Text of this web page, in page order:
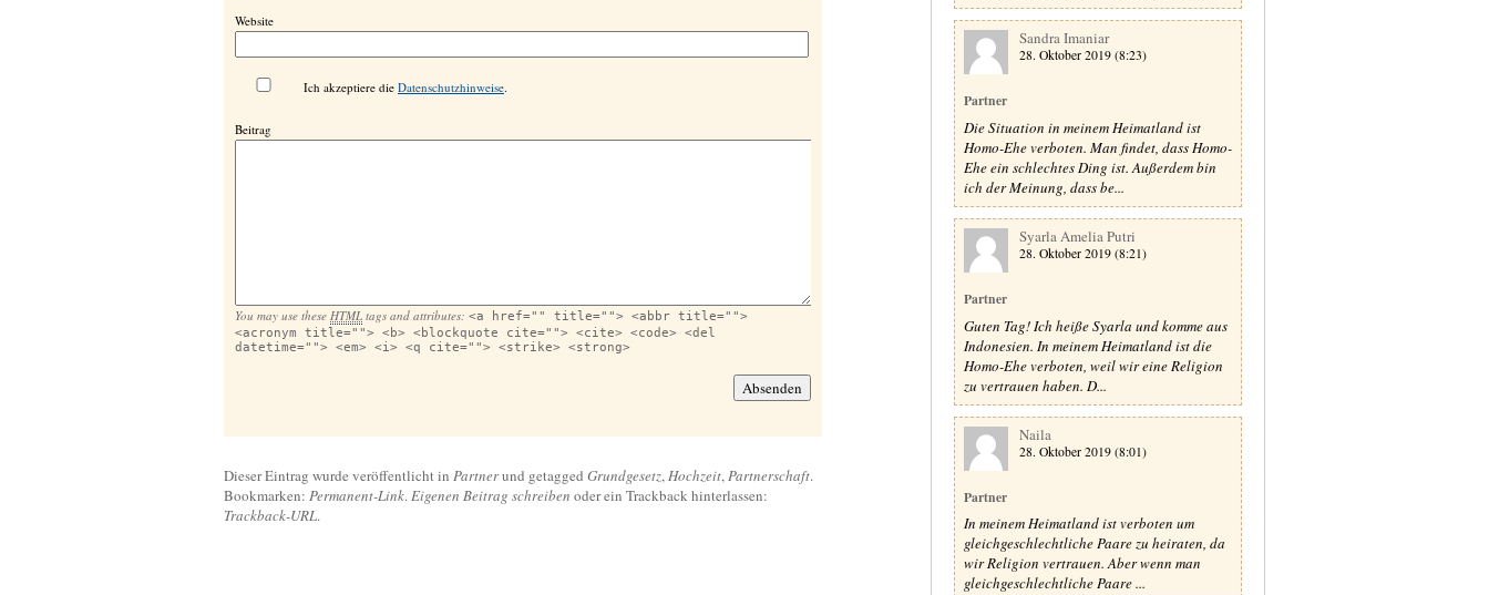
Website
Ich akzeptiere die Datenschutzhinweise.
Beitrag
You may use these HTML tags and attributes: <a href="" title=""> <abbr title="">
<acronym title=""> <b> <blockquote cite=""> <cite> <code> <del
datetime=""> <em> <i> <q cite=""> <strike> <strong>
Dieser Eintrag wurde veröffentlicht in Partnerund getagged Grundgesetz,Hochzeit,Partnerschaft.
Bookmarken: Permanent-Link.Eigenen Beitrag schreiben oder ein Trackback hinterlassen:
Trackback-URL.
Sandra Imaniar
28. Oktober 2019 (8:23)
Partner
Die Situation in meinem Heimatland ist
Homo-Ehe verboten. Man findet, dass Homo-
Ehe ein schlechtes Ding ist. Außerdem bin
ich der Meinung, dass be...
Syarla Amelia Putri
28. Oktober 2019 (8:21)
Partner
Guten Tag! Ich heiße Syarla und komme aus
Indonesien. In meinem Heimatland ist die
Homo-Ehe verboten, weil wir eine Religion
zu vertrauen haben. D...
Naila
28. Oktober 2019 (8:01)
Partner
In meinem Heimatland ist verboten um
gleichgeschlechtliche Paare zu heiraten, da
wir Religion vertrauen. Aber wenn man
gleichgeschlechtliche Paare ...